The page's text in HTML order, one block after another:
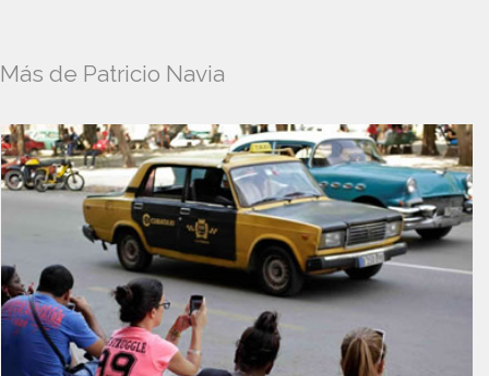
Más de Patricio Navia